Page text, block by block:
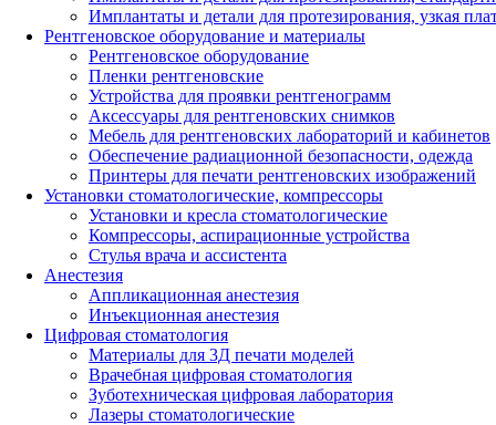
Имплантаты и детали для протезирования, узкая
Рентгеновское оборудование и материалы
Рентгеновское оборудование
Пленки рентгеновские
Устройства для проявки рентгенограмм
Аксессуары для рентгеновских снимков
Мебель для рентгеновских лабораторий и кабинетов
Обеспечение радиационной безопасности, одежда
Принтеры для печати рентгеновских изображений
Установки стоматологические, компрессоры
Установки и кресла стоматологические
Компрессоры, аспирационные устройства
Стулья врача и ассистента
Анестезия
Аппликационная анестезия
Инъекционная анестезия
Цифровая стоматология
Материалы для 3Д печати моделей
Врачебная цифровая стоматология
Зуботехническая цифровая лаборатория
Лазеры стоматологические